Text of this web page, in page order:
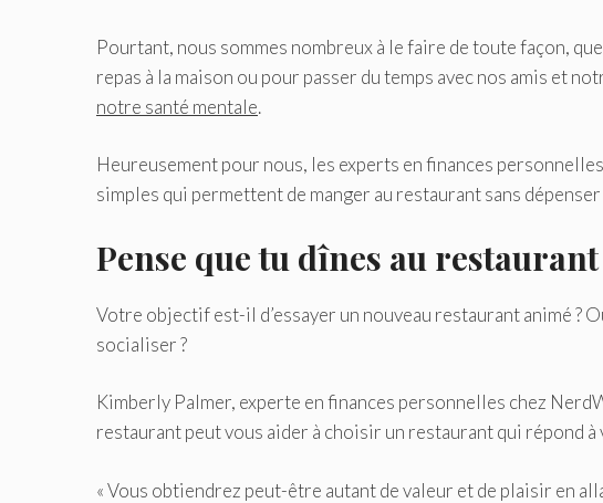
Pourtant, nous sommes nombreux à le faire de toute façon,
repas à la maison ou pour passer du temps avec nos amis et
notre santé mentale.
Heureusement pour nous, les experts en finances
simples qui permettent de manger au restaurant sans
Pense que tu dînes au restaurant
Votre objectif est-il d’essayer un nouveau restaurant animé ?
socialiser ?
Kimberly Palmer, experte en finances personnelles chez
restaurant peut vous aider à choisir un restaurant qui répond
« Vous obtiendrez peut-être autant de valeur et de plaisir en